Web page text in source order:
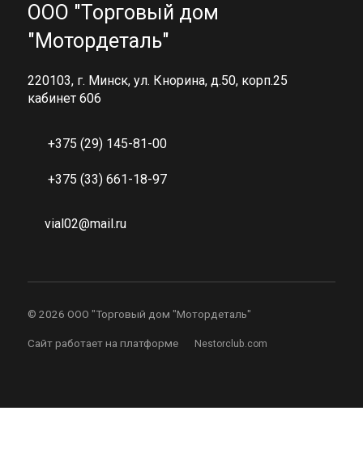
ООО "Торговый дом
"Мотордеталь"
220103, г. Минск, ул. Кнорина, д.50, корп.25
кабинет 606
+375 (29) 145-81-00
+375 (33) 661-18-97
vial02@mail.ru
© 2026 ООО "Торговый дом "Мотордеталь"
Сайт работает на платформе Nestorclub.com